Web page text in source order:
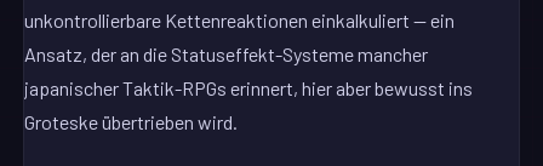
unkontrollierbare Kettenreaktionen einkalkuliert — ein
Ansatz, der an die Statuseffekt-Systeme mancher
japanischer Taktik-RPGs erinnert, hier aber bewusst ins
Groteske übertrieben wird.